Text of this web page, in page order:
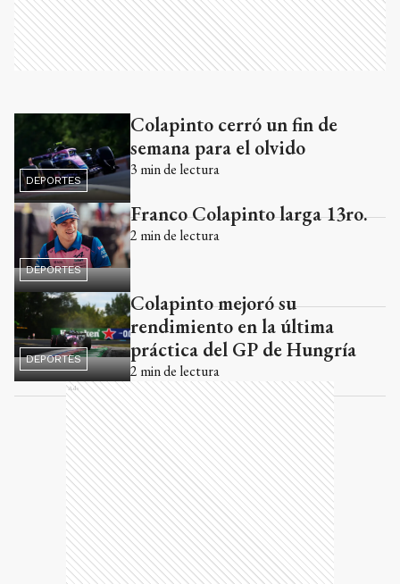
DEPORTES
Colapinto cerró un fin de
semana para el olvido
3 min de lectura
DEPORTES
Franco Colapinto larga 13ro.
2 min de lectura
DEPORTES
Colapinto mejoró su
rendimiento en la última
práctica del GP de Hungría
2 min de lectura
Ads